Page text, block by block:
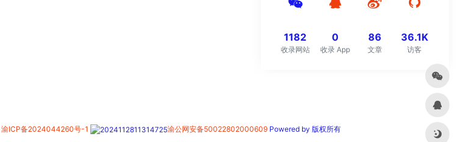
1182
收录网站
0
收录 App
86
文章
36.1K
访客
渝ICP备2024044260号-1 渝公网安备50022802000609 Powered by 版权所有